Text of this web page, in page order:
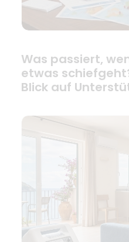
Was passiert,
etwas
Blick auf